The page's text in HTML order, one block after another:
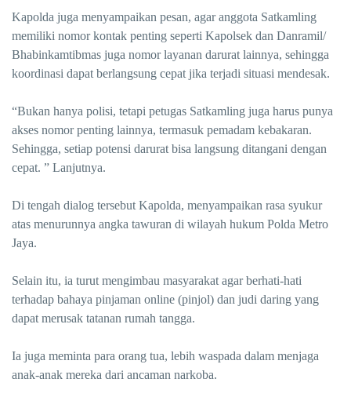
Kapolda juga menyampaikan pesan, agar anggota Satkamling
memiliki nomor kontak penting seperti Kapolsek dan Danramil/
Bhabinkamtibmas juga nomor layanan darurat lainnya, sehingga
koordinasi dapat berlangsung cepat jika terjadi situasi mendesak.
“Bukan hanya polisi, tetapi petugas Satkamling juga harus punya
akses nomor penting lainnya, termasuk pemadam kebakaran.
Sehingga, setiap potensi darurat bisa langsung ditangani dengan
cepat. ” Lanjutnya.
Di tengah dialog tersebut Kapolda, menyampaikan rasa syukur
atas menurunnya angka tawuran di wilayah hukum Polda Metro
Jaya.
Selain itu, ia turut mengimbau masyarakat agar berhati-hati
terhadap bahaya pinjaman online (pinjol) dan judi daring yang
dapat merusak tatanan rumah tangga.
Ia juga meminta para orang tua, lebih waspada dalam menjaga
anak-anak mereka dari ancaman narkoba.